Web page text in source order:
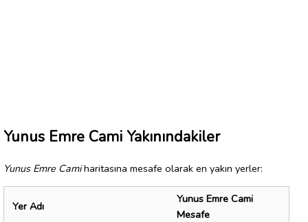
Yunus Emre Cami Yakınındakiler
Yunus Emre Camiharitasına mesafe olarak en yakın yerler:
Yer Adı
Yunus Emre Cami
Mesafe